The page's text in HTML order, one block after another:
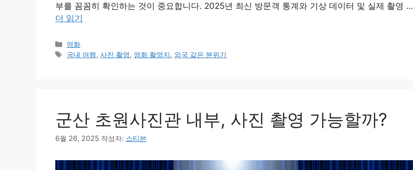
부를 꼼꼼히 확인하는 것이 중요합니다. 2025년 최신 방문객 통계와 기상 데이터 및 실제 촬영 …
더 읽기
카
테
영화
태
국내 여행,사진 촬영, 영화 촬영지, 외국 같은 분위기
군산 초원사진관 내부, 사진 촬영 가능할까?
6월 26, 2025 작성자: 스티븐